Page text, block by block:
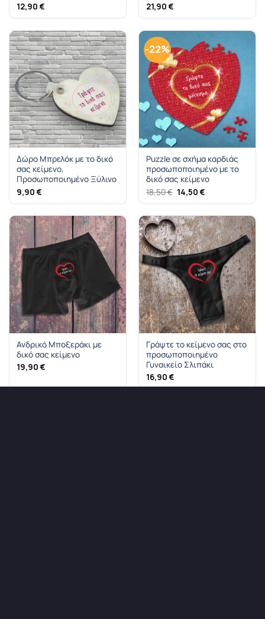
12,90 €
21,90 €
Δώρο Μπρελόκ με το δικό
σας κείμενο,
Προσωποποιημένο Ξύλινο
9,90 €
-22%
Puzzle σε σχήμα καρδιάς
προσωποποιημένο με το
δικό σας κείμενο
18,50€ Original
price
was:
18,50 €.
14,50 €Η
τιμή
είναι:
14,50 €.
Ανδρικό Μποξεράκι με
δικό σας κείμενο
19,90 €
Γράψτε το κείμενο σας στο
προσωποποιημένο
Γυναικείο Σλιπάκι
16,90 €